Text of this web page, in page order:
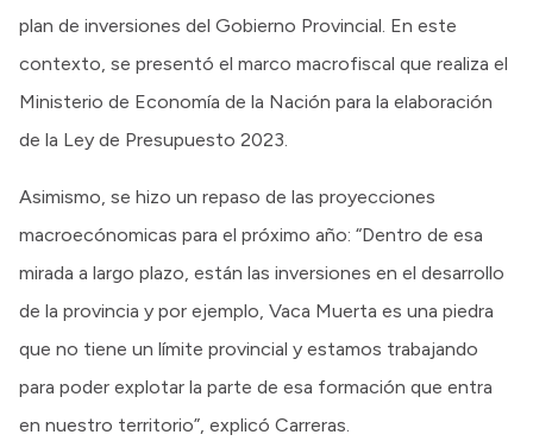
plan de inversiones del Gobierno Provincial. En este
contexto, se presentó el marco macrofiscal que realiza el
Ministerio de Economía de la Nación para la elaboración
de la Ley de Presupuesto 2023.
Asimismo, se hizo un repaso de las proyecciones
macroecónomicas para el próximo año: “Dentro de esa
mirada a largo plazo, están las inversiones en el desarrollo
de la provincia y por ejemplo, Vaca Muerta es una piedra
que no tiene un límite provincial y estamos trabajando
para poder explotar la parte de esa formación que entra
en nuestro territorio”, explicó Carreras.